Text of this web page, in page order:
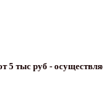
5 тыс руб -